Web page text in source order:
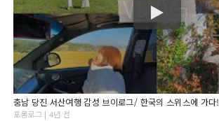
충남 당진 서산여행 감성 브이로그/ 한국의 스위스에 가다!
포롱로그 | 4년 전